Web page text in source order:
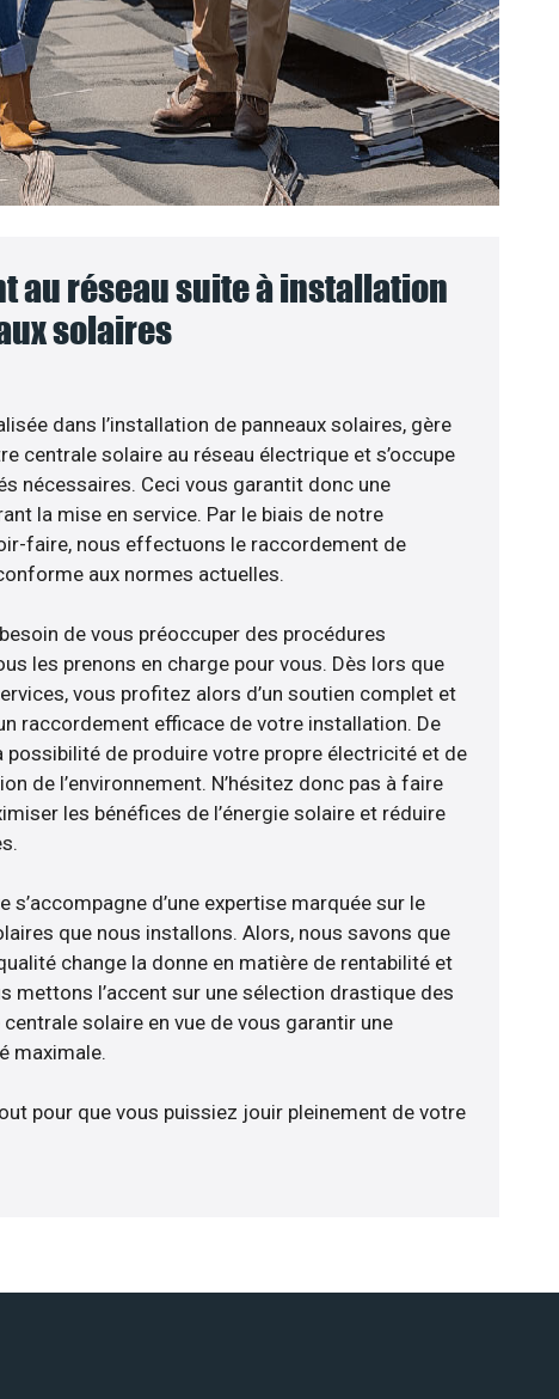
au réseau suite à installation
solaires
dans l’installation de panneaux solaires, gère
centrale solaire au réseau électrique et s’occupe
nécessaires. Ceci vous garantit donc une
la mise en service. Par le biais de notre
faire, nous effectuons le raccordement de
aux normes actuelles.
de vous préoccuper des procédures
les prenons en charge pour vous. Dès lors que
vous profitez alors d’un soutien complet et
raccordement efficace de votre installation. De
possibilité de produire votre propre électricité et de
de l’environnement. N’hésitez donc pas à faire
les bénéfices de l’énergie solaire et réduire
s’accompagne d’une expertise marquée sur le
que nous installons. Alors, nous savons que
change la donne en matière de rentabilité et
mettons l’accent sur une sélection drastique des
solaire en vue de vous garantir une
maximale.
pour que vous puissiez jouir pleinement de votre